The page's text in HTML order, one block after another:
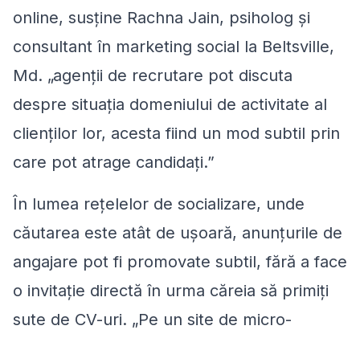
online, susţine Rachna Jain, psiholog şi
consultant în marketing social la Beltsville,
Md. „agenţii de recrutare pot discuta
despre situaţia domeniului de activitate al
clienţilor lor, acesta fiind un mod subtil prin
care pot atrage candidaţi.”
În lumea reţelelor de socializare, unde
căutarea este atât de uşoară, anunţurile de
angajare pot fi promovate subtil, fără a face
o invitaţie directă în urma căreia să primiţi
sute de CV-uri. „Pe un site de micro-